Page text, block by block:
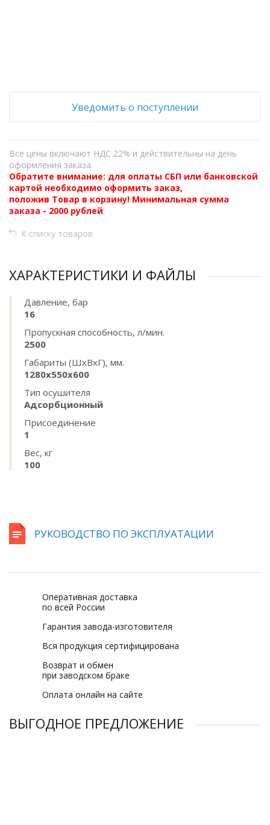
Уведомить о поступлении
Все цены включают НДС 22% и действительны на день
оформления заказа.
Обратите внимание: для оплаты СБП или банковской
картой необходимо оформить заказ,
положив Товар в корзину! Минимальная сумма
заказа - 2000 рублей
К списку товаров
ХАРАКТЕРИСТИКИ И ФАЙЛЫ
Давление, бар
16
Пропускная способность, л/мин.
2500
Габариты (ШхВхГ), мм.
1280х550х600
Тип осушителя
Адсорбционный
Присоединение
1
Вес, кг
100
РУКОВОДСТВО ПО ЭКСПЛУАТАЦИИ
Оперативная доставка
по всей России
Гарантия завода-изготовителя
Вся продукция сертифицирована
Возврат и обмен
при заводском браке
Оплата онлайн на сайте
ВЫГОДНОЕ ПРЕДЛОЖЕНИЕ